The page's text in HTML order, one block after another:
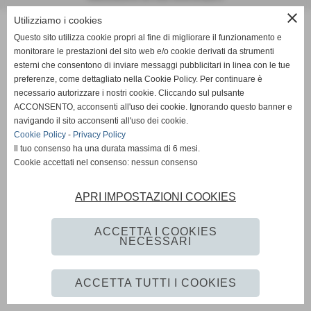
close
Utilizziamo i cookies
Questo sito utilizza cookie propri al fine di migliorare il funzionamento e
monitorare le prestazioni del sito web e/o cookie derivati da strumenti
esterni che consentono di inviare messaggi pubblicitari in linea con le tue
preferenze, come dettagliato nella Cookie Policy. Per continuare è
necessario autorizzare i nostri cookie. Cliccando sul pulsante
ACCONSENTO, acconsenti all'uso dei cookie. Ignorando questo banner e
navigando il sito acconsenti all'uso dei cookie.
Cookie Policy - Privacy Policy
Il tuo consenso ha una durata massima di 6 mesi.
Cookie accettati nel consenso: nessun consenso
APRI IMPOSTAZIONI COOKIES
ACCETTA I COOKIES
NECESSARI
ACCETTA TUTTI I COOKIES